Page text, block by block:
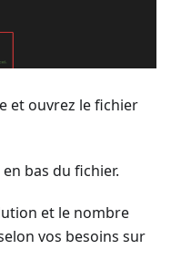
et ouvrez le fichier
bas du fichier.
et le nombre
vos besoins sur